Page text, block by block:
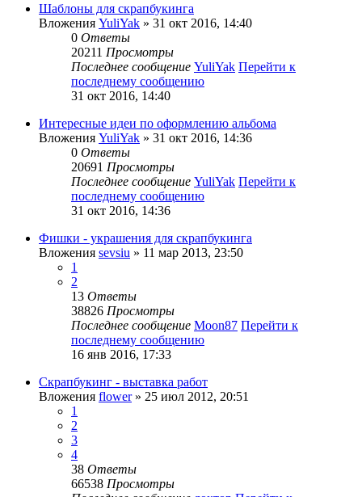
Шаблоны для скрапбукинга
Вложения YuliYak » 31 окт 2016, 14:40
0 Ответы
20211 Просмотры
Последнее сообщение YuliYak Перейти к
последнему сообщению
31 окт 2016, 14:40
Интересные идеи по оформлению альбома
Вложения YuliYak » 31 окт 2016, 14:36
0 Ответы
20691 Просмотры
Последнее сообщение YuliYak Перейти к
последнему сообщению
31 окт 2016, 14:36
Фишки - украшения для скрапбукинга
Вложения sevsiu » 11 мар 2013, 23:50
1
2
13 Ответы
38826 Просмотры
Последнее сообщение Moon87 Перейти к
последнему сообщению
16 янв 2016, 17:33
Скрапбукинг - выставка работ
Вложения flower» 25 июл 2012, 20:51
1
2
3
4
38 Ответы
66538 Просмотры